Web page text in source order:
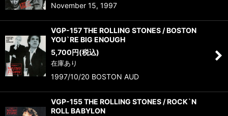
November 15, 1997
VGP-157 THE ROLLING STONES / BOSTON
YOU`RE BIG ENOUGH
5,700円(税込)
在庫あり
1997/10/20 BOSTON AUD
VGP-155 THE ROLLING STONES / ROCK`N
ROLL BABYLON